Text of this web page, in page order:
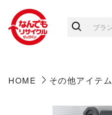
HOME その他アイテム